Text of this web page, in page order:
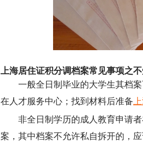
上海居住证积分调档案常见事项之
一般全日制毕业的大学生其档
在人才服务中心；找到材料后准备
非全日制学历的成人教育申请
案，其中档案不允许私自拆开的，